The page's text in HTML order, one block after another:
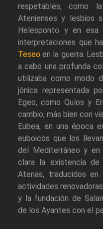
respetables,
Atenienses y lesbios
Helesponto y en esa
interpretaciones que
Teseo en la guerra.
a cabo una profunda
utilizaba como modo
jónica representada
Egeo, como Quíos y
cambio, más bien con
Eubea, en una época
euboicos que los
del Mediterráneo y
clara la existencia
Atenas, traducidos en
actividades
y la fundación de
de los Ayantes con el